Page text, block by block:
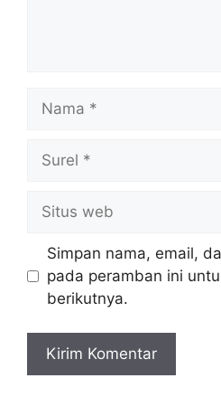
web
Simpan nama, email,
pada peramban ini
berikutnya.